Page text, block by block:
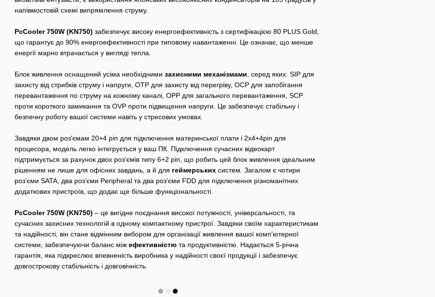
напівмостовій схемі випрямлення струму.
PcCooler 750W (KN750) забезпечує високу енергоефективність з сертифікацією 80 PLUS Gold,
що гарантує до 90% енергоефективності при типовому навантаженні. Це означає, що менше
енергії марно втрачається у вигляді тепла.
Блок живлення оснащений усіма необхідними захисними механізмами , серед яких: SIP для
захисту від стрибків струму і напруги, OTP для захисту від перегріву, OCP для запобігання
перевантаження по струму на кожному каналі, OPP для загального перевантаження, SCP
проти короткого замикання та OVP проти підвищення напруги. Це забезпечує стабільну і
безпечну роботу вашої системи навіть у стресових умовах.
Завдяки двом роз'ємам 20+4 pin для підключення материнської плати і 2x4+4pin для
процесора, модель легко інтегрується у ваш ПК. Підключення сучасних відеокарт
підтримується за рахунок двох роз’ємів типу 6+2 pin, що робить цей блок живлення ідеальним
рішенням не лише для офісних завдань, а й для геймерських систем. Загалом є чотири
роз’єми SATA, два роз’єми Peripheral та два роз’єми FDD для підключення різноманітних
додаткових пристроїв, що додає ще більше функціональності.
PcCooler 750W (KN750) – це вигідне поєднання високої потужності, універсальності, та
сучасних захисних технологій в одному компактному пристрої. Завдяки своїм характеристикам
та надійності, він стане відмінним вибором для організації живлення вашої комп'ютерної
системи, забезпечуючи баланс між ефективністю та продуктивністю. Надається 5-річна
гарантія, яка підкреслює впевненість виробника у надійності своєї продукції і забезпечує
довгострокову стабільність і довговічність.